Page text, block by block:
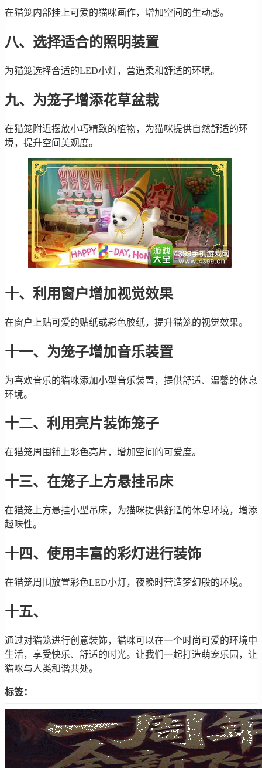
在猫笼内部挂上可爱的猫咪画作，增加空间的生动感。
八、选择适合的照明装置
为猫笼选择合适的LED小灯，营造柔和舒适的环境。
九、为笼子增添花草盆栽
在猫笼附近摆放小巧精致的植物，为猫咪提供自然舒适的环
境，提升空间美观度。
十、利用窗户增加视觉效果
在窗户上贴可爱的贴纸或彩色胶纸，提升猫笼的视觉效果。
十一、为笼子增加音乐装置
为喜欢音乐的猫咪添加小型音乐装置，提供舒适、温馨的休息
环境。
十二、利用亮片装饰笼子
在猫笼周围铺上彩色亮片，增加空间的可爱度。
十三、在笼子上方悬挂吊床
在猫笼上方悬挂小型吊床，为猫咪提供舒适的休息环境，增添
趣味性。
十四、使用丰富的彩灯进行装饰
在猫笼周围放置彩色LED小灯，夜晚时营造梦幻般的环境。
十五、
通过对猫笼进行创意装饰，猫咪可以在一个时尚可爱的环境中
生活，享受快乐、舒适的时光。让我们一起打造萌宠乐园，让
猫咪与人类和谐共处。
标签：